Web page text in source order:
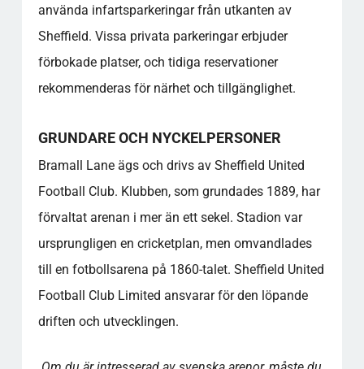
använda infartsparkeringar från utkanten av
Sheffield. Vissa privata parkeringar erbjuder
förbokade platser, och tidiga reservationer
rekommenderas för närhet och tillgänglighet.
GRUNDARE OCH NYCKELPERSONER
Bramall Lane ägs och drivs av Sheffield United
Football Club. Klubben, som grundades 1889, har
förvaltat arenan i mer än ett sekel. Stadion var
ursprungligen en cricketplan, men omvandlades
till en fotbollsarena på 1860-talet. Sheffield United
Football Club Limited ansvarar för den löpande
driften och utvecklingen.